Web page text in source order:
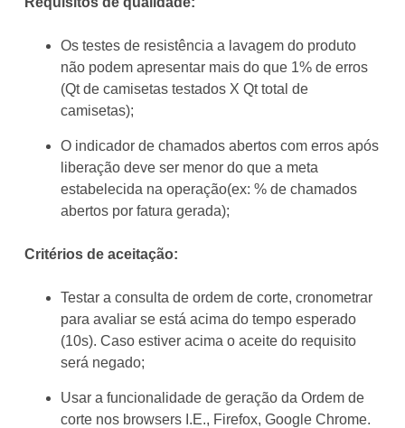
Os testes de resistência a lavagem do produto
não podem apresentar mais do que 1% de erros
(Qt de camisetas testados X Qt total de
camisetas);
O indicador de chamados abertos com erros após
liberação deve ser menor do que a meta
estabelecida na operação(ex: % de chamados
abertos por fatura gerada);
Critérios de aceitação:
Testar a consulta de ordem de corte, cronometrar
para avaliar se está acima do tempo esperado
(10s). Caso estiver acima o aceite do requisito
será negado;
Usar a funcionalidade de geração da Ordem de
corte nos browsers I.E., Firefox, Google Chrome.